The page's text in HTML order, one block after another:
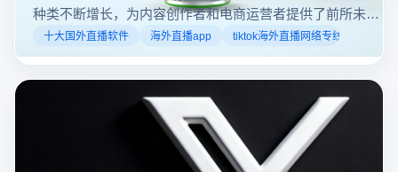
种类不断增长，为内容创作者和电商运营者提供了前所未有
的机遇。如果你是一个跨境电商从业者，想要了解2025年十
大国外直播软件排行榜，那么你来对地方了！接下来跟着云
登多开浏览器一起来了解海外直播平台哪些最受欢迎。
十大国外直播软件 海外直播app tiktok海外直播网络专线